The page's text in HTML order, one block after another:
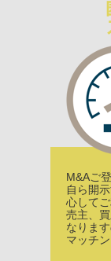
M&Aご
自ら開
心して
売主、
なりま
マッチ